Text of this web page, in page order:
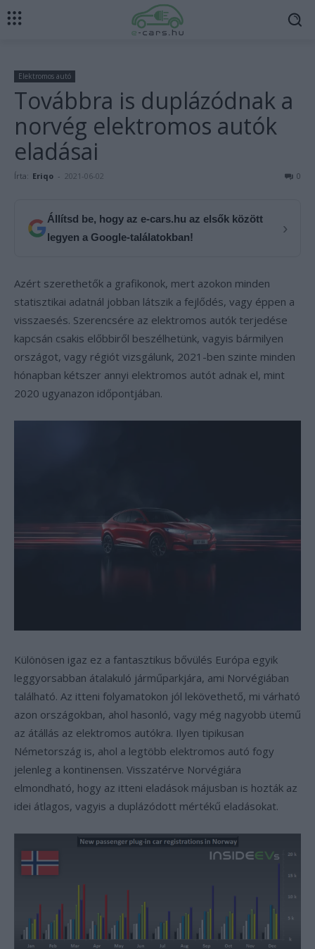
Elektromos autó
Továbbra is duplázódnak a
norvég elektromos autók
eladásai
Írta: Eriqo - 2021-06-02 0
Állítsd be, hogy az e-cars.hu az elsők között
legyen a Google-találatokban!
›
Azért szerethetők a grafikonok, mert azokon minden
statisztikai adatnál jobban látszik a fejlődés, vagy éppen a
visszaesés. Szerencsére az elektromos autók terjedése
kapcsán csakis előbbiről beszélhetünk, vagyis bármilyen
országot, vagy régiót vizsgálunk, 2021-ben szinte minden
hónapban kétszer annyi elektromos autót adnak el, mint
2020 ugyanazon időpontjában.
Különösen igaz ez a fantasztikus bővülés Európa egyik
leggyorsabban átalakuló járműparkjára, ami Norvégiában
található. Az itteni folyamatokon jól lekövethető, mi várható
azon országokban, ahol hasonló, vagy még nagyobb ütemű
az átállás az elektromos autókra. Ilyen tipikusan
Németország is, ahol a legtöbb elektromos autó fogy
jelenleg a kontinensen. Visszatérve Norvégiára
elmondható, hogy az itteni eladások májusban is hozták az
idei átlagos, vagyis a duplázódott mértékű eladásokat.